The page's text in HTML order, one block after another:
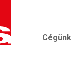
Cégünk